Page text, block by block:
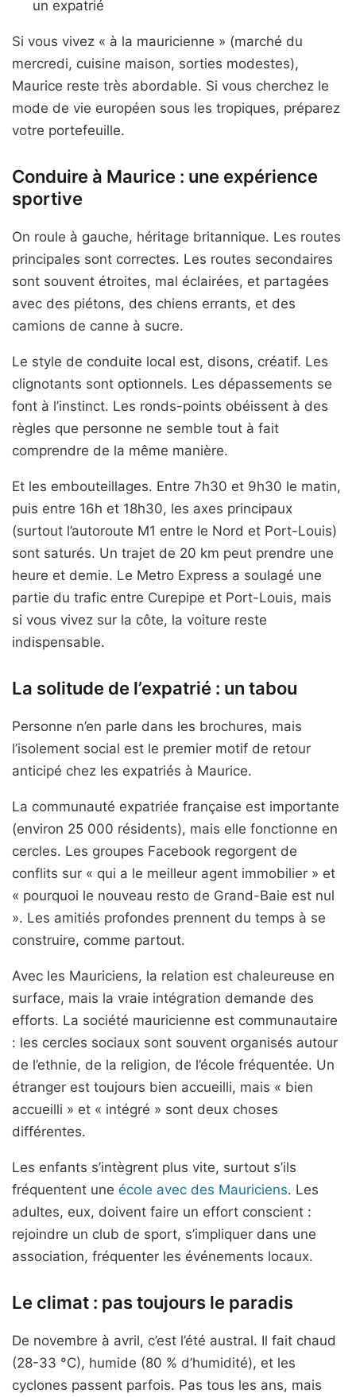
un expatrié
Si vous vivez « à la mauricienne » (marché du
mercredi, cuisine maison, sorties modestes),
Maurice reste très abordable. Si vous cherchez le
mode de vie européen sous les tropiques, préparez
votre portefeuille.
Conduire à Maurice : une expérience
sportive
On roule à gauche, héritage britannique. Les routes
principales sont correctes. Les routes secondaires
sont souvent étroites, mal éclairées, et partagées
avec des piétons, des chiens errants, et des
camions de canne à sucre.
Le style de conduite local est, disons, créatif. Les
clignotants sont optionnels. Les dépassements se
font à l’instinct. Les ronds-points obéissent à des
règles que personne ne semble tout à fait
comprendre de la même manière.
Et les embouteillages. Entre 7h30 et 9h30 le matin,
puis entre 16h et 18h30, les axes principaux
(surtout l’autoroute M1 entre le Nord et Port-Louis)
sont saturés. Un trajet de 20 km peut prendre une
heure et demie. Le Metro Express a soulagé une
partie du trafic entre Curepipe et Port-Louis, mais
si vous vivez sur la côte, la voiture reste
indispensable.
La solitude de l’expatrié : un tabou
Personne n’en parle dans les brochures, mais
l’isolement social est le premier motif de retour
anticipé chez les expatriés à Maurice.
La communauté expatriée française est importante
(environ 25 000 résidents), mais elle fonctionne en
cercles. Les groupes Facebook regorgent de
conflits sur « qui a le meilleur agent immobilier » et
« pourquoi le nouveau resto de Grand-Baie est nul
». Les amitiés profondes prennent du temps à se
construire, comme partout.
Avec les Mauriciens, la relation est chaleureuse en
surface, mais la vraie intégration demande des
efforts. La société mauricienne est communautaire
: les cercles sociaux sont souvent organisés autour
de l’ethnie, de la religion, de l’école fréquentée. Un
étranger est toujours bien accueilli, mais « bien
accueilli » et « intégré » sont deux choses
différentes.
Les enfants s’intègrent plus vite, surtout s’ils
fréquentent une école avec des Mauriciens. Les
adultes, eux, doivent faire un effort conscient :
rejoindre un club de sport, s’impliquer dans une
association, fréquenter les événements locaux.
Le climat : pas toujours le paradis
De novembre à avril, c’est l’été austral. Il fait chaud
(28-33 °C), humide (80 % d’humidité), et les
cyclones passent parfois. Pas tous les ans, mais